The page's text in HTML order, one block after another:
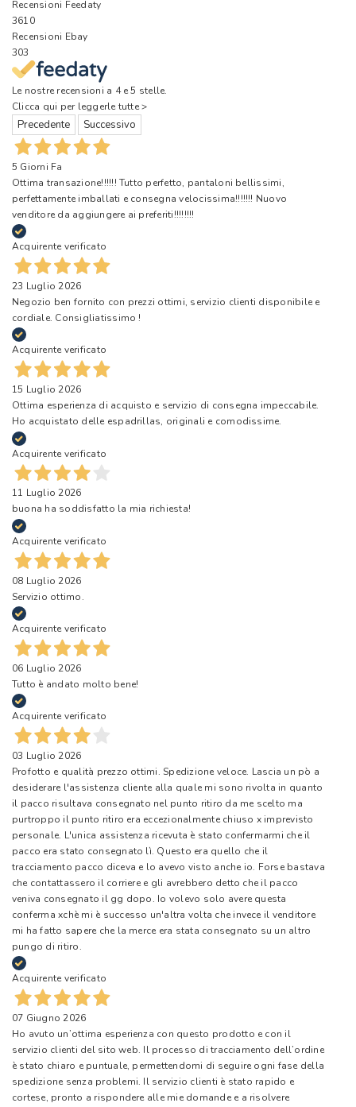
Recensioni Feedaty
3610
Recensioni Ebay
303
Le nostre recensioni a 4 e 5 stelle.
Clicca qui per leggerle tutte >
Precedente Successivo
5 Giorni Fa
Ottima transazione!!!!!! Tutto perfetto, pantaloni bellissimi,
perfettamente imballati e consegna velocissima!!!!!!! Nuovo
venditore da aggiungere ai preferiti!!!!!!!!
Acquirente verificato
23 Luglio 2026
Negozio ben fornito con prezzi ottimi, servizio clienti disponibile e
cordiale. Consigliatissimo !
Acquirente verificato
15 Luglio 2026
Ottima esperienza di acquisto e servizio di consegna impeccabile.
Ho acquistato delle espadrillas, originali e comodissime.
Acquirente verificato
11 Luglio 2026
buona ha soddisfatto la mia richiesta!
Acquirente verificato
08 Luglio 2026
Servizio ottimo.
Acquirente verificato
06 Luglio 2026
Tutto è andato molto bene!
Acquirente verificato
03 Luglio 2026
Profotto e qualità prezzo ottimi. Spedizione veloce. Lascia un pò a
desiderare l'assistenza cliente alla quale mi sono rivolta in quanto
il pacco risultava consegnato nel punto ritiro da me scelto ma
purtroppo il punto ritiro era eccezionalmente chiuso x imprevisto
personale. L'unica assistenza ricevuta è stato confermarmi che il
pacco era stato consegnato lì. Questo era quello che il
tracciamento pacco diceva e lo avevo visto anche io. Forse bastava
che contattassero il corriere e gli avrebbero detto che il pacco
veniva consegnato il gg dopo. Io volevo solo avere questa
conferma xchè mi è successo un'altra volta che invece il venditore
mi ha fatto sapere che la merce era stata consegnato su un altro
pungo di ritiro.
Acquirente verificato
07 Giugno 2026
Ho avuto un’ottima esperienza con questo prodotto e con il
servizio clienti del sito web. Il processo di tracciamento dell’ordine
è stato chiaro e puntuale, permettendomi di seguire ogni fase della
spedizione senza problemi. Il servizio clienti è stato rapido e
cortese, pronto a rispondere alle mie domande e a risolvere